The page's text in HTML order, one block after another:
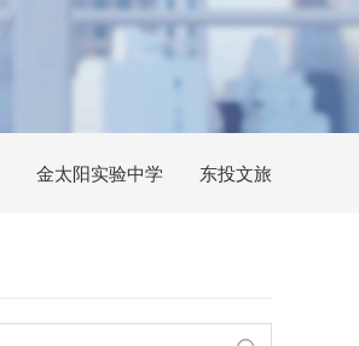
金太阳实验中学 东投文旅